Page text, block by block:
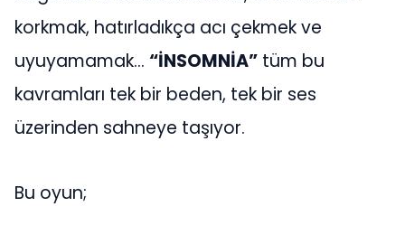
korkmak, hatırladıkça acı çekmek ve
uyuyamamak… “İNSOMNİA” tüm bu
kavramları tek bir beden, tek bir ses
üzerinden sahneye taşıyor.
Bu oyun;